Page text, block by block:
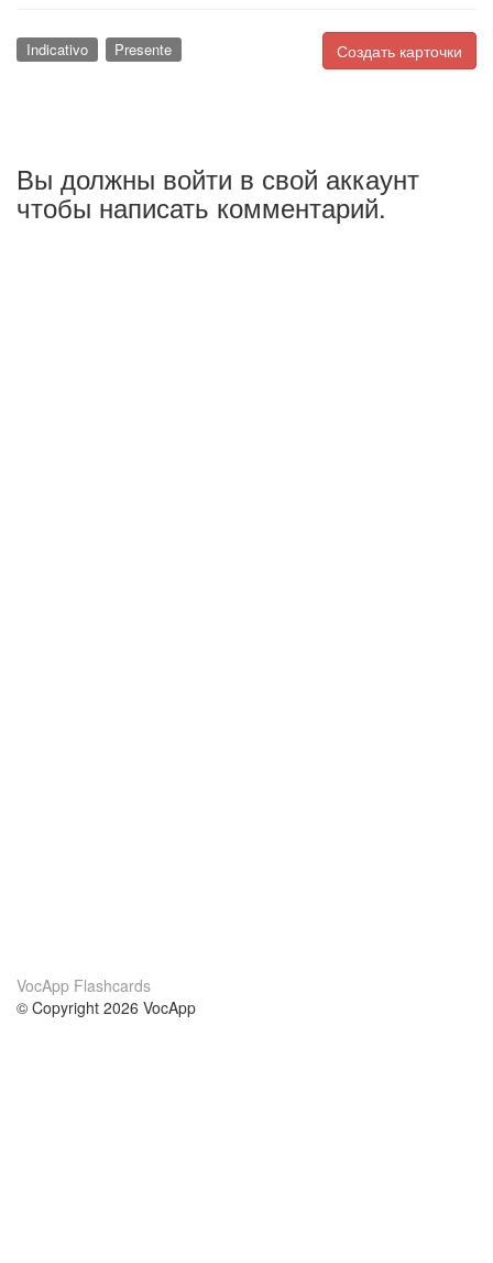
Создать карточки
Indicativo Presente
Вы должны войти в свой аккаунт
чтобы написать комментарий.
VocApp Flashcards
© Copyright 2026 VocApp